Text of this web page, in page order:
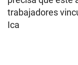
trabajadores
Ica